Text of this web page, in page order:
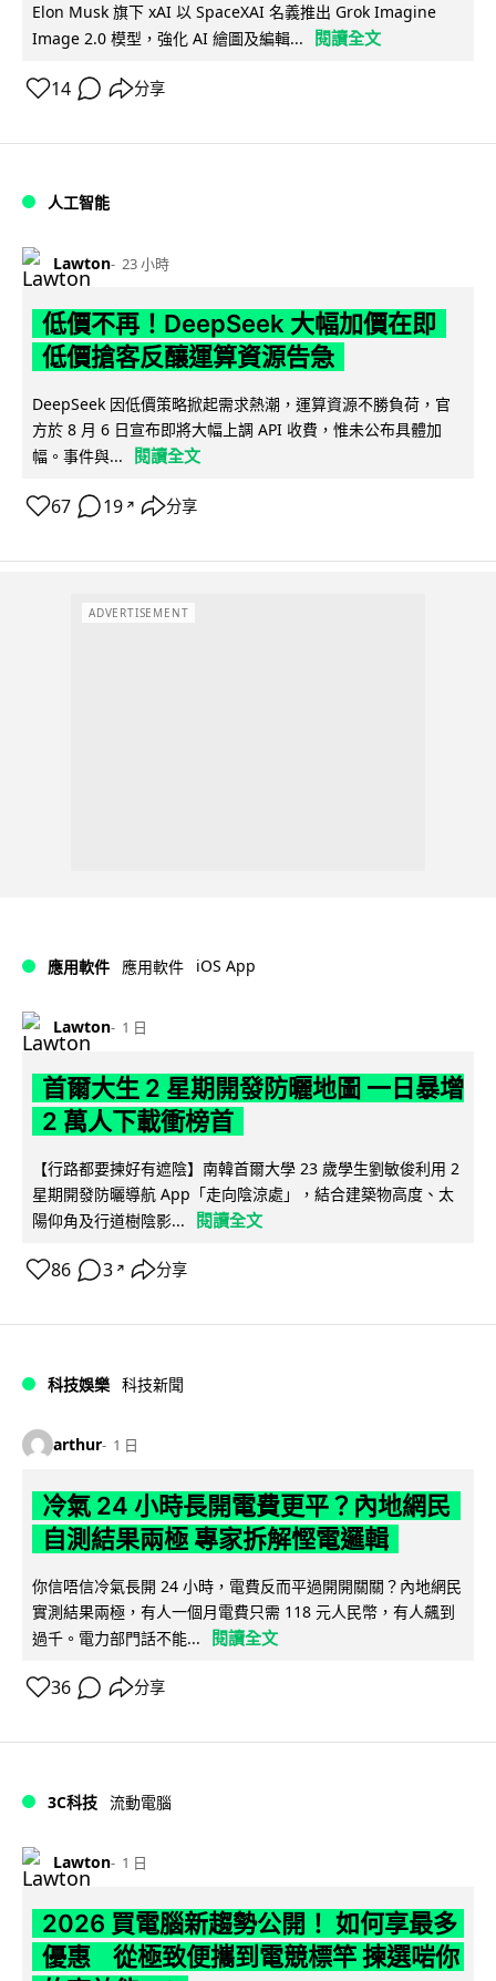
Elon Musk 旗下 xAI 以 SpaceXAI 名義推出 Grok Imagine
Image 2.0 模型，強化 AI 繪圖及編輯...
閱讀全文
14 分享
人工智能
Lawton 23 小時
低價不再！DeepSeek 大幅加價在即
低價搶客反釀運算資源告急
DeepSeek 因低價策略掀起需求熱潮，運算資源不勝負荷，官
方於 8 月 6 日宣布即將大幅上調 API 收費，惟未公布具體加
幅。事件與...
閱讀全文
67 19 ↗ 分享
ADVERTISEMENT
應用軟件 應用軟件 iOS App
Lawton 1 日
首爾大生 2 星期開發防曬地圖 一日暴增
2 萬人下載衝榜首
【行路都要揀好有遮陰】南韓首爾大學 23 歲學生劉敏俊利用 2
星期開發防曬導航 App「走向陰涼處」，結合建築物高度、太
陽仰角及行道樹陰影...
閱讀全文
86 3 ↗ 分享
科技娛樂 科技新聞
arthur 1 日
冷氣 24 小時長開電費更平？內地網民
自測結果兩極 專家拆解慳電邏輯
你信唔信冷氣長開 24 小時，電費反而平過開開關關？內地網民
實測結果兩極，有人一個月電費只需 118 元人民幣，有人飆到
過千。電力部門話不能...
閱讀全文
36 分享
3C科技 流動電腦
Lawton 1 日
2026 買電腦新趨勢公開！ 如何享最多
優惠 從極致便攜到電競標竿 揀選啱你